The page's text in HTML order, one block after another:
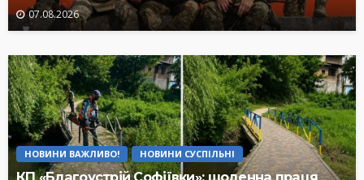
07.08.2026
НОВИНИ ВАЖЛИВО! НОВИНИ СУСПІЛЬНІ
КП «Благоустрій Софіївки»: щоденна праця